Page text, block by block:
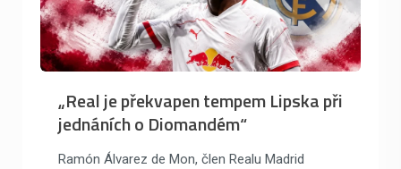
„Real je překvapen tempem Lipska při
jednáních o Diomandém“
Ramón Álvarez de Mon, člen Realu Madrid